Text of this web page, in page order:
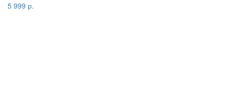
5 999 р.